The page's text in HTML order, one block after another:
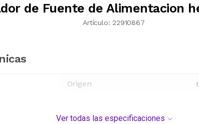
de Fuente de Alimentacion
Artículo: 22910867
Origen
Ver todas las especificaciones